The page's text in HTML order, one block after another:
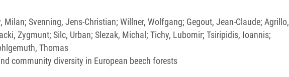
Svenning, Jens-Christian; Willner, Wolfgang; Gegout, Jean-Claude; Agrillo,
Zygmunt; Silc, Urban; Slezak, Michal; Tichy, Lubomir; Tsiripidis, Ioannis;
Thomas
community diversity in European beech forests